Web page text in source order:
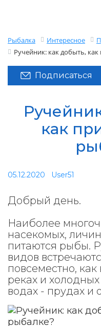
Рыбалка Интересное
Ручейник: как добыть,
Подписаться
как
05.12.2020 User51
Добрый день.
Наиболее
насекомых,
питаются рыбы.
видов
повсеместно,
реках и холодных
водах - прудах и